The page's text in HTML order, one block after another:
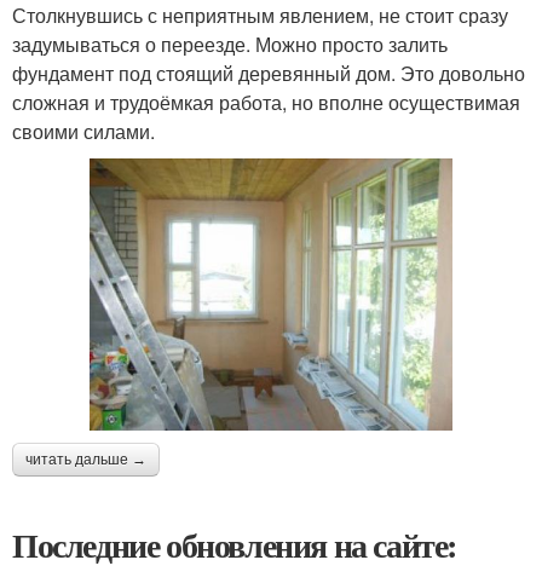
Столкнувшись с неприятным явлением, не стоит сразу
задумываться о переезде. Можно просто залить
фундамент под стоящий деревянный дом. Это довольно
сложная и трудоёмкая работа, но вполне осуществимая
своими силами.
читать дальше →
Последние обновления на сайте: